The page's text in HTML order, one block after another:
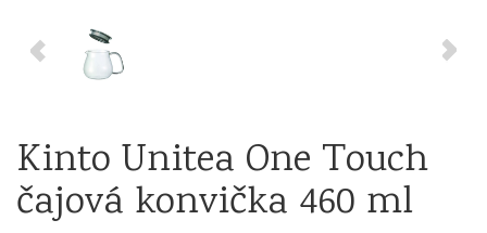
Kinto Unitea One Touch
čajová konvička 460 ml